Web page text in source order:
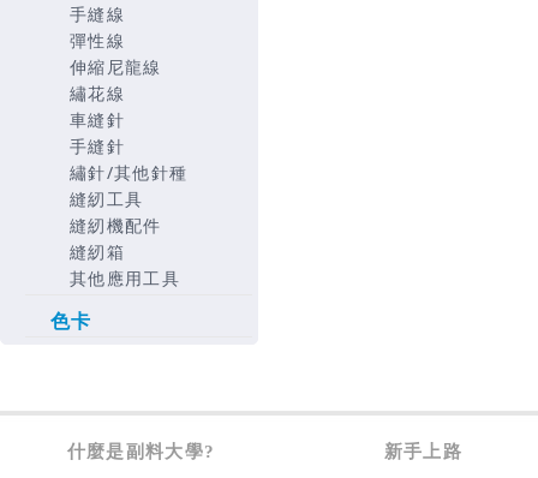
手縫線
彈性線
伸縮尼龍線
繡花線
車縫針
手縫針
繡針/其他針種
縫紉工具
縫紉機配件
縫紉箱
其他應用工具
色卡
什麼是副料大學? 新手上路